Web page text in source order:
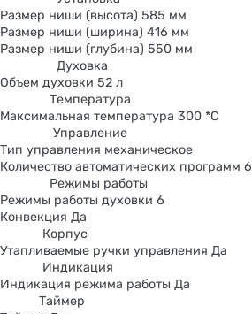
Размер ниши (высота) 585 мм
Размер ниши (ширина) 416 мм
Размер ниши (глубина) 550 мм
Духовка
Объем духовки 52 л
Температура
Максимальная температура 300 *С
Управление
Тип управления механическое
Количество автоматических программ 6
Режимы работы
Режимы работы духовки 6
Конвекция Да
Корпус
Утапливаемые ручки управления Да
Индикация
Индикация режима работы Да
Таймер